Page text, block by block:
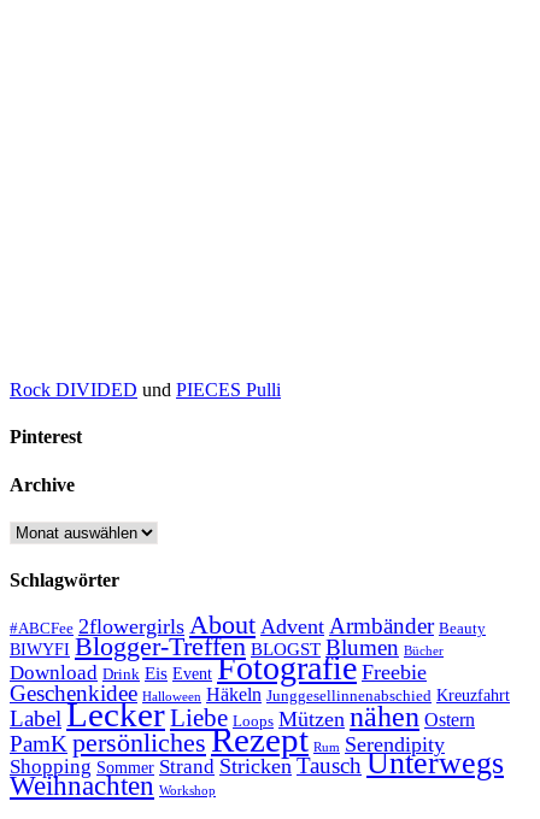
Rock DIVIDED und PIECES Pulli
Pinterest
Archive
Archive
Schlagwörter
#ABCFee 2flowergirls About Advent Armbänder Beauty
BIWYFI Blogger-Treffen BLOGST Blumen Bücher
Download Drink Eis Event Fotografie Freebie
Geschenkidee Halloween Häkeln Junggesellinnenabschied Kreuzfahrt
LabelLeckerLiebe Loops Mützen nähen Ostern
PamKpersönliches Rezept Rum Serendipity
Shopping Sommer Strand Stricken TauschUnterwegs
Weihnachten Workshop